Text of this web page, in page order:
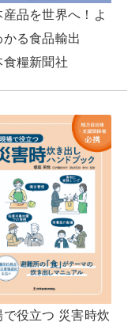
産品を世界へ！よ
かる食品輸出
食糧新聞社
で役立つ 災害時炊